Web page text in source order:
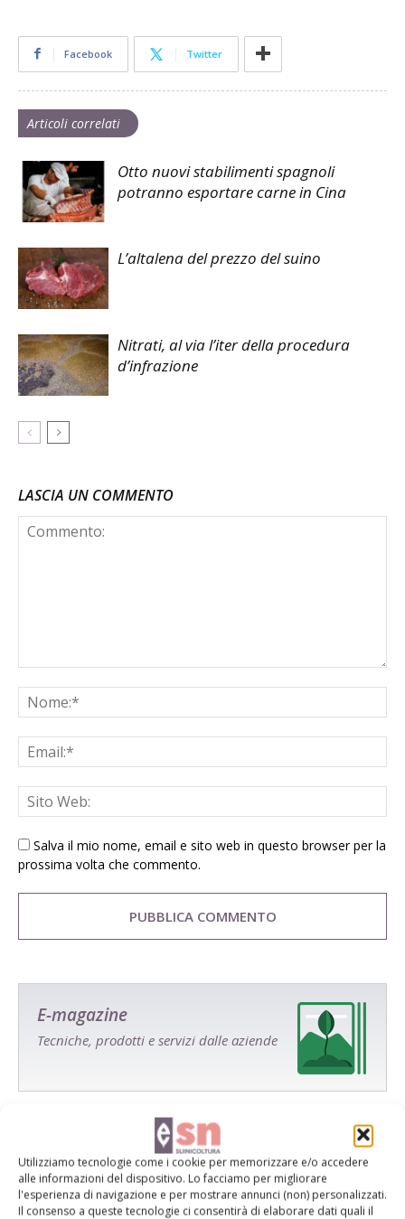
Utilizziamo tecnologie come i cookie per memorizzare e/o accedere
alle informazioni del dispositivo. Lo facciamo per migliorare
l'esperienza di navigazione e per mostrare annunci (non) personalizzati.
Il consenso a queste tecnologie ci consentirà di elaborare dati quali il
Facebook Twitter
Articoli correlati
Otto nuovi stabilimenti spagnoli
potranno esportare carne in Cina
L’altalena del prezzo del suino
Nitrati, al via l’iter della procedura
d’infrazione
LASCIA UN COMMENTO
Salva il mio nome, email e sito web in questo browser per la
prossima volta che commento.
E-magazine
Tecniche, prodotti e servizi dalle aziende
Catalogo Aziende e Prodotti